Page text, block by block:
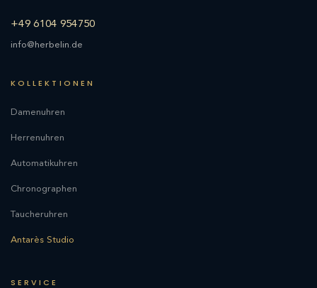
+49 6104 954750
info@herbelin.de
KOLLEKTIONEN
Damenuhren
Herrenuhren
Automatikuhren
Chronographen
Taucheruhren
Antarès Studio
SERVICE